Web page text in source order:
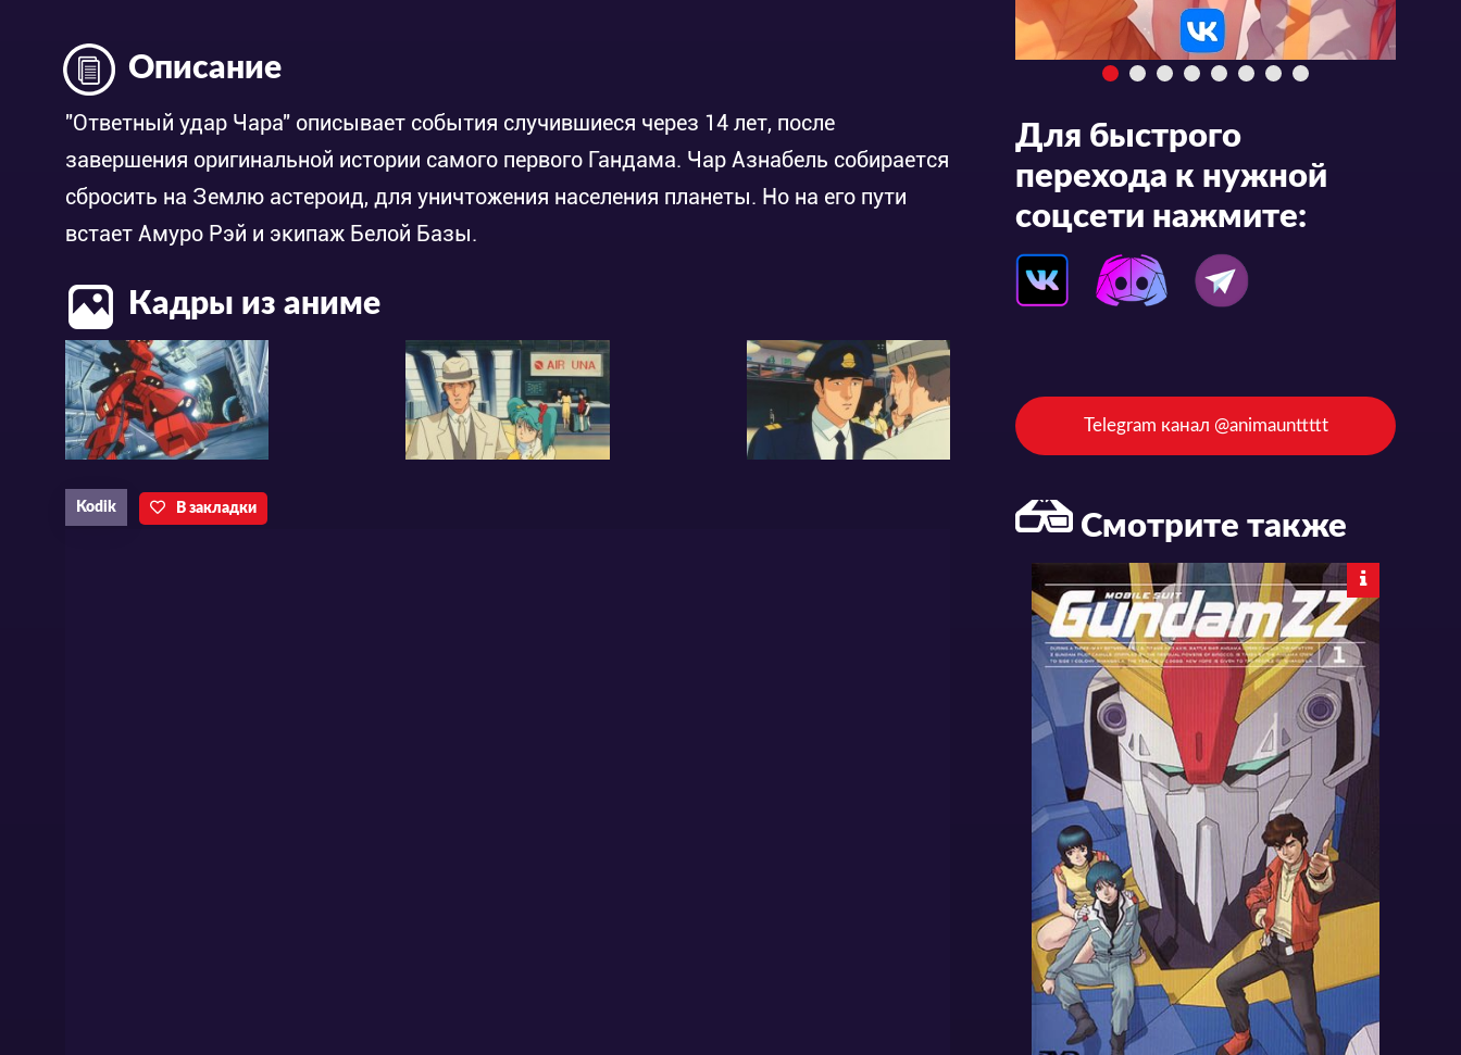
Описание
"Ответный удар Чара" описывает события случившиеся через 14 лет, после
завершения оригинальной истории самого первого Гандама. Чар Азнабель собирается
сбросить на Землю астероид, для уничтожения населения планеты. Но на его пути
встает Амуро Рэй и экипаж Белой Базы.
Кадры из аниме
Kodik В закладки
Для быстрого
перехода к нужной
соцсети нажмите:
Telegram канал @animaunttttt
Смотрите также